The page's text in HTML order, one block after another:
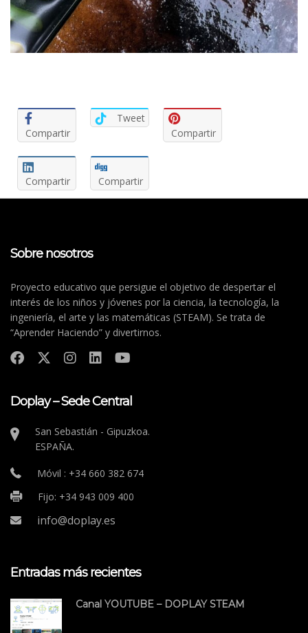
Compartir
Tweet
Compartir
Compartir Compartir
Sobre nosotros
Proyecto educativo que persigue el objetivo de despertar el
interés de los niños y jóvenes por la ciencia, la tecnología, la
ingeniería, el arte y las matemáticas (STEAM). Se trata de
“Aprender Haciendo” y divertirnos.
Doplay – Sede Central
San Sebastián - Gipuzkoa.
ESPAÑA.
Móvil : +34 660 382 674
Fijo: +34 943 009 400
info@doplay.es
Entradas más recientes
Canal YOUTUBE – DOPLAY STEAM